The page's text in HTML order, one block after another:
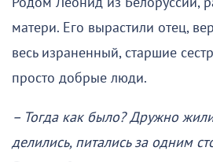
матери. Его вырастили отец,
весь израненный, старшие
просто добрые люди.
– Тогда как было? Дружно
делились, питались за одним